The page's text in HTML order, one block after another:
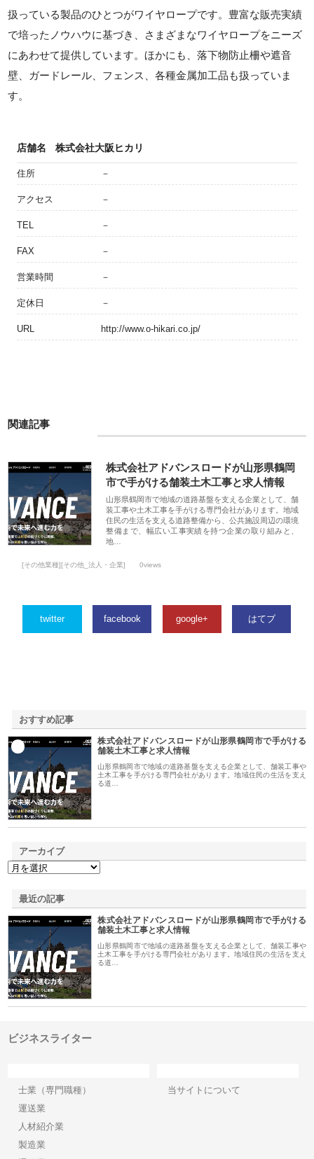
扱っている製品のひとつがワイヤロープです。豊富な販売実績
で培ったノウハウに基づき、さまざまなワイヤロープをニーズ
にあわせて提供しています。ほかにも、落下物防止柵や遮音
壁、ガードレール、フェンス、各種金属加工品も扱っていま
す。
店舗名 株式会社大阪ヒカリ
住所 －
アクセス －
TEL －
FAX －
営業時間 －
定休日 －
URL http://www.o-hikari.co.jp/
関連記事
株式会社アドバンスロードが山形県鶴岡
市で手がける舗装土木工事と求人情報
山形県鶴岡市で地域の道路基盤を支える企業として、舗
装工事や土木工事を手がける専門会社があります。地域
住民の生活を支える道路整備から、公共施設周辺の環境
整備まで、幅広い工事実績を持つ企業の取り組みと、
地…
[その他業種][その他_法人・企業] 0views
twitter facebook google+ はてブ
おすすめ記事
株式会社アドバンスロードが山形県鶴岡市で手がける
舗装土木工事と求人情報
山形県鶴岡市で地域の道路基盤を支える企業として、舗装工事や
土木工事を手がける専門会社があります。地域住民の生活を支え
る道…
アーカイブ
最近の記事
株式会社アドバンスロードが山形県鶴岡市で手がける
舗装土木工事と求人情報
山形県鶴岡市で地域の道路基盤を支える企業として、舗装工事や
土木工事を手がける専門会社があります。地域住民の生活を支え
る道…
ビジネスライター
士業（専門職種）
運送業
人材紹介業
製造業
当サイトについて